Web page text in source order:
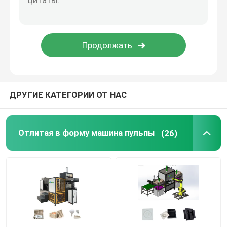
Оборудование для формования керамических
Литейное оборудование для формования
ДРУГИЕ КАТЕГОРИИ ОТ НАС
Отлитая в форму машина пульпы (26)